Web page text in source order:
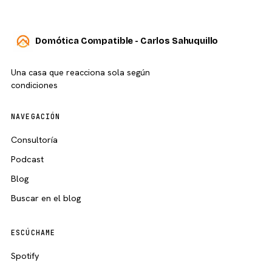
Domótica Compatible - Carlos Sahuquillo
Una casa que reacciona sola según
condiciones
NAVEGACIÓN
Consultoría
Podcast
Blog
Buscar en el blog
ESCÚCHAME
Spotify